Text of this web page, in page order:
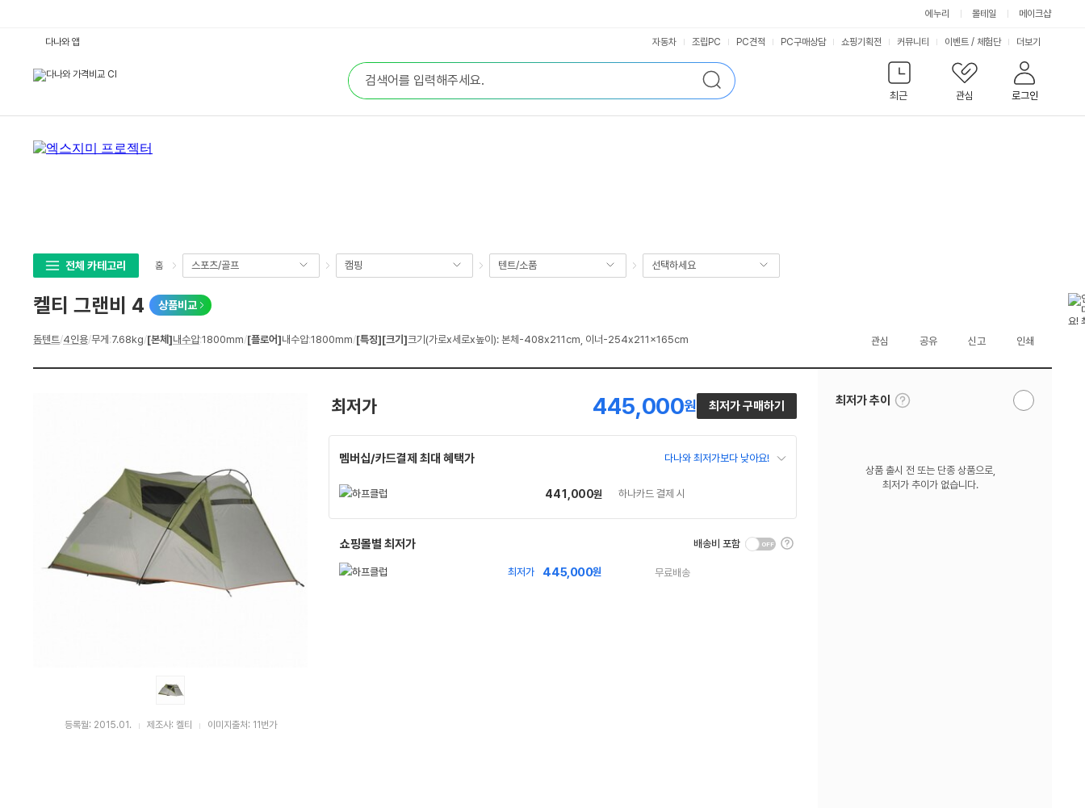
에누리 몰테일
메이크샵
합
검
색
검
색
최근
관심 로그인
다나와 앱 자동차 조립PC PC견적 PC구매상담 쇼핑기획전 커뮤니티 이벤트 / 체험단 서
비
스
더보기
전체 카테고리 홈 스포츠/골프 캠핑 텐트/소품 선택하세요
켈티 그랜비 4 상품비교
상
돔텐트/4인용/무게 :7.68kg/[본체]내수압:1800mm/[플로어]내수압:1800mm/[특징][크기]크기(가로x세로x높이): 본체-408x211cm, 이너-254x211x165cm 관심 공유 신고 인쇄
등록월: 2015.01. 제조사: 켈티 이미지출처: 11번가
최저가 445,000원 최저가 구매하기
멤버십/카드결제 최대 혜택가 다나와 최저가보다 낮아요!
441,000원 하나카드 결제 시
쇼핑몰별 최저가 배송비 포함
툴
팁
최저가 445,000원 무료배송
최저가 추이
툴
팁
알
상품 출시 전 또는 단종 상품으로,
최저가 추이가 없습니다.